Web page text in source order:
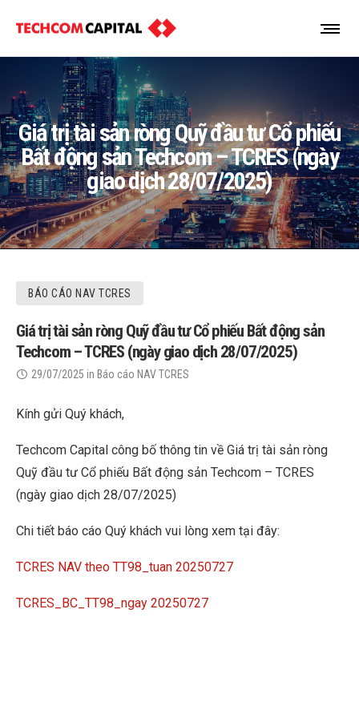
Giá trị tài sản ròng Quỹ đầu tư Cổ phiếu
Bất động sản Techcom – TCRES (ngày
giao dịch 28/07/2025)
BÁO CÁO NAV TCRES
Giá trị tài sản ròng Quỹ đầu tư Cổ phiếu Bất động sản
Techcom – TCRES (ngày giao dịch 28/07/2025)
29/07/2025 in Báo cáo NAV TCRES
Kính gửi Quý khách,
Techcom Capital công bố thông tin về Giá trị tài sản ròng
Quỹ đầu tư Cổ phiếu Bất động sản Techcom – TCRES
(ngày giao dịch 28/07/2025)
Chi tiết báo cáo Quý khách vui lòng xem tại đây:
TCRES NAV theo TT98_tuan 20250727
TCRES_BC_TT98_ngay 20250727